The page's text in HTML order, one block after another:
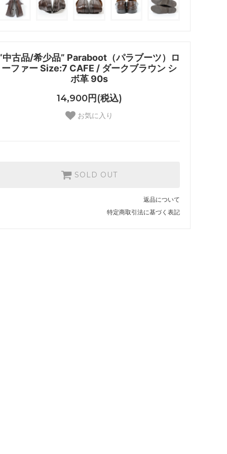
中古品/希少品” Paraboot（パラブーツ）ロ
ーファー Size:7 CAFE / ダークブラウン シ
ボ革 90s
14,900円(税込)
お気に入り
SOLD OUT
返品について
特定商取引法に基づく表記